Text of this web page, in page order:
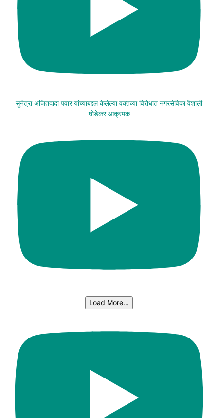
सुनेत्रा अजितदादा पवार यांच्याबद्दल केलेल्या वक्तव्या विरोधात नगरसेविका वैशाली
घोडेकर आक्रमक
Load More...